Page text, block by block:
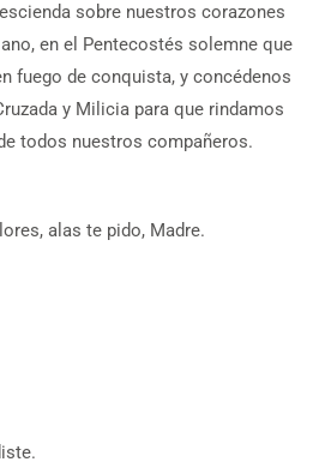
sobre nuestros corazones
en el Pentecostés solemne que
fuego de conquista, y concédenos
y Milicia para que rindamos
todos nuestros compañeros.
alas te pido, Madre.